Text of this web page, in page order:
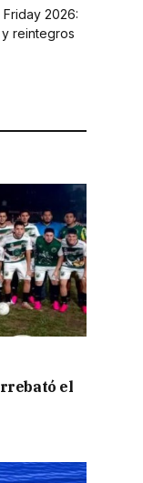
2026:
reintegros
el